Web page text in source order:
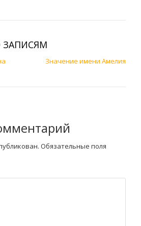
ЗАПИСЯМ
Значение имени Амелия
Обязательные поля